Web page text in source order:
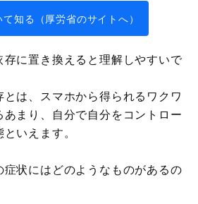
知る（厚労省のサイトへ）
存に置き換えると理解しやすいで
は、スマホから得られるワクワ
まり、自分で自分をコントロー
いえます。
状にはどのようなものがあるの